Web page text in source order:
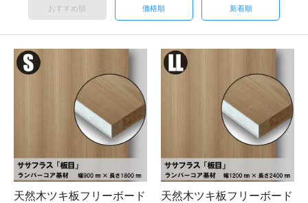
おすすめ順 価格順 新着順
天然木ツキ板フリーボード
天然木ツキ板フリーボード